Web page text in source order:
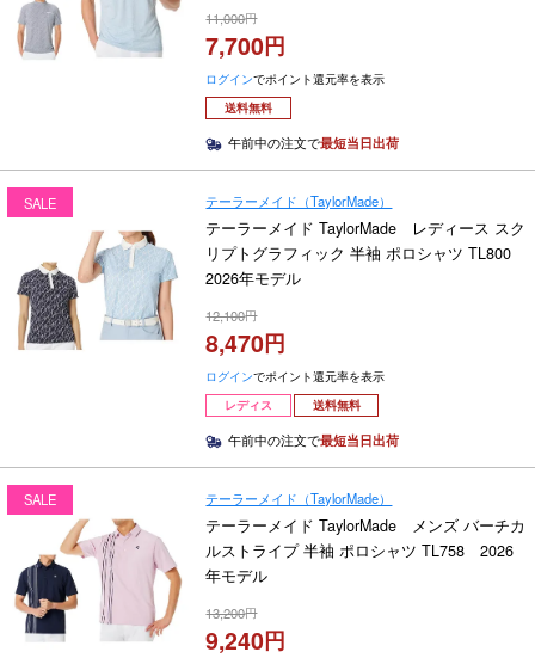
11,000
7,700
ログインでポイント還元率を表示
送料無料
午前中の注文で最短当日出荷
SALE テーラーメイド（TaylorMade）
テーラーメイド TaylorMade レディース スク
リプトグラフィック 半袖 ポロシャツ TL800
2026年モデル
12,100
8,470
ログインでポイント還元率を表示
レディス
送料無料
午前中の注文で最短当日出荷
SALE テーラーメイド（TaylorMade）
テーラーメイド TaylorMade メンズ バーチカ
ルストライプ 半袖 ポロシャツ TL758 2026
年モデル
13,200
9,240